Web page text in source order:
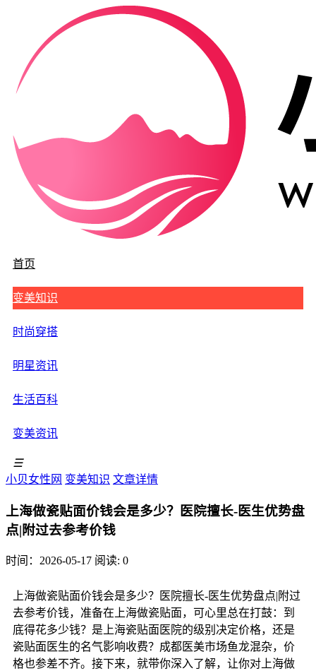
首页
变美知识
时尚穿搭
明星资讯
生活百科
变美资讯
☰
小贝女性网 变美知识 文章详情
上海做瓷贴面价钱会是多少？医院擅长-医生优势盘
点|附过去参考价钱
时间：2026-05-17 阅读: 0
上海做瓷贴面价钱会是多少？医院擅长-医生优势盘点|附过
去参考价钱，准备在上海做瓷贴面，可心里总在打鼓：到
底得花多少钱？是上海瓷贴面医院的级别决定价格，还是
瓷贴面医生的名气影响收费？成都医美市场鱼龙混杂，价
格也参差不齐。接下来，就带你深入了解，让你对上海做